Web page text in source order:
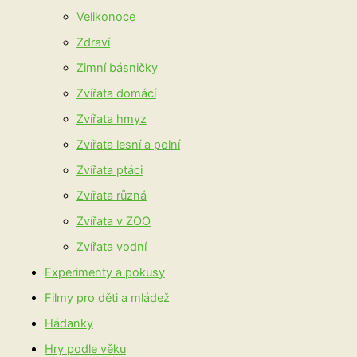
Velikonoce
Zdraví
Zimní básničky
Zvířata domácí
Zvířata hmyz
Zvířata lesní a polní
Zvířata ptáci
Zvířata různá
Zvířata v ZOO
Zvířata vodní
Experimenty a pokusy
Filmy pro děti a mládež
Hádanky
Hry podle věku